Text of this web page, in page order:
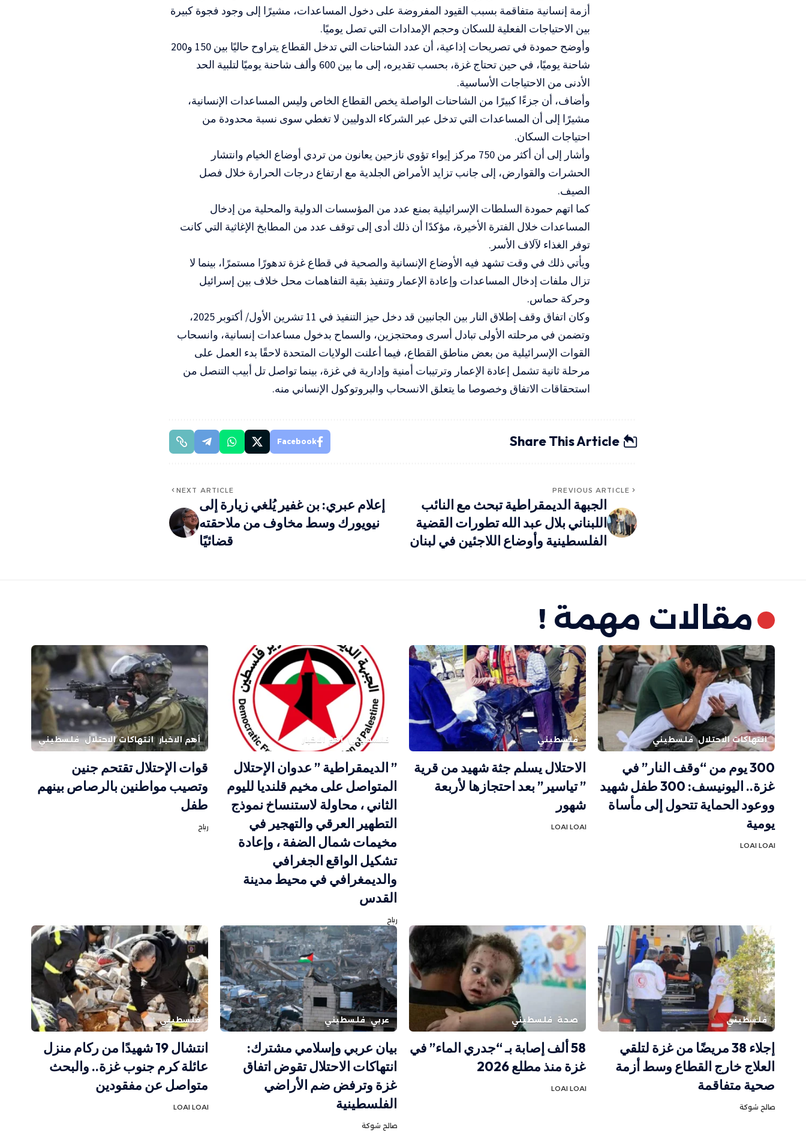
أزمة إنسانية متفاقمة بسبب القيود المفروضة على دخول المساعدات، مشيرًا إلى وجود فجوة كبيرة
بين الاحتياجات الفعلية للسكان وحجم الإمدادات التي تصل يوميًا.
وأوضح حمودة في تصريحات إذاعية، أن عدد الشاحنات التي تدخل القطاع يتراوح حاليًا بين 150 و200
شاحنة يوميًا، في حين تحتاج غزة، بحسب تقديره، إلى ما بين 600 وألف شاحنة يوميًا لتلبية الحد
الأدنى من الاحتياجات الأساسية.
وأضاف، أن جزءًا كبيرًا من الشاحنات الواصلة يخص القطاع الخاص وليس المساعدات الإنسانية،
مشيرًا إلى أن المساعدات التي تدخل عبر الشركاء الدوليين لا تغطي سوى نسبة محدودة من
احتياجات السكان.
وأشار إلى أن أكثر من 750 مركز إيواء تؤوي نازحين يعانون من تردي أوضاع الخيام وانتشار
الحشرات والقوارض، إلى جانب تزايد الأمراض الجلدية مع ارتفاع درجات الحرارة خلال فصل
الصيف.
كما اتهم حمودة السلطات الإسرائيلية بمنع عدد من المؤسسات الدولية والمحلية من إدخال
المساعدات خلال الفترة الأخيرة، مؤكدًا أن ذلك أدى إلى توقف عدد من المطابخ الإغاثية التي كانت
توفر الغذاء لآلاف الأسر.
ويأتي ذلك في وقت تشهد فيه الأوضاع الإنسانية والصحية في قطاع غزة تدهورًا مستمرًا، بينما لا
تزال ملفات إدخال المساعدات وإعادة الإعمار وتنفيذ بقية التفاهمات محل خلاف بين إسرائيل
وحركة حماس.
وكان اتفاق وقف إطلاق النار بين الجانبين قد دخل حيز التنفيذ في 11 تشرين الأول/ أكتوبر 2025،
وتضمن في مرحلته الأولى تبادل أسرى ومحتجزين، والسماح بدخول مساعدات إنسانية، وانسحاب
القوات الإسرائيلية من بعض مناطق القطاع، فيما أعلنت الولايات المتحدة لاحقًا بدء العمل على
مرحلة ثانية تشمل إعادة الإعمار وترتيبات أمنية وإدارية في غزة، بينما تواصل تل أبيب التنصل من
استحقاقات الاتفاق وخصوصا ما يتعلق الانسحاب والبروتوكول الإنساني منه.
Share This Article
Facebook
PREVIOUS ARTICLE
الجبهة الديمقراطية تبحث مع النائب
اللبناني بلال عبد الله تطورات القضية
الفلسطينية وأوضاع اللاجئين في لبنان
NEXT ARTICLE
إعلام عبري: بن غفير يُلغي زيارة إلى
نيويورك وسط مخاوف من ملاحقته
قضائيًا
مقالات مهمة !
انتهاكات الاحتلال فلسطيني
300 يوم من “وقف النار” في
غزة.. اليونيسف: 300 طفل شهيد
ووعود الحماية تتحول إلى مأساة
يومية
LOAI LOAI
فلسطيني
الاحتلال يسلم جثة شهيد من قرية
” تياسير” بعد احتجازها لأربعة
شهور
LOAI LOAI
فلسطيني أهم الاخبار
” الديمقراطية ” عدوان الإحتلال
المتواصل على مخيم قلنديا لليوم
الثاني ، محاولة لاستنساخ نموذج
التطهير العرقي والتهجير في
مخيمات شمال الضفة ، وإعادة
تشكيل الواقع الجغرافي
والديمغرافي في محيط مدينة
القدس
رباح
أهم الاخبار انتهاكات الاحتلال فلسطيني
قوات الإحتلال تقتحم جنين
وتصيب مواطنين بالرصاص بينهم
طفل
رباح
فلسطيني
إجلاء 38 مريضًا من غزة لتلقي
العلاج خارج القطاع وسط أزمة
صحية متفاقمة
صالح شوكة
صحة فلسطيني
58 ألف إصابة بـ “جدري الماء” في
غزة منذ مطلع 2026
LOAI LOAI
عربي فلسطيني
بيان عربي وإسلامي مشترك:
انتهاكات الاحتلال تقوض اتفاق
غزة وترفض ضم الأراضي
الفلسطينية
صالح شوكة
فلسطيني
انتشال 19 شهيدًا من ركام منزل
عائلة كرم جنوب غزة.. والبحث
متواصل عن مفقودين
LOAI LOAI